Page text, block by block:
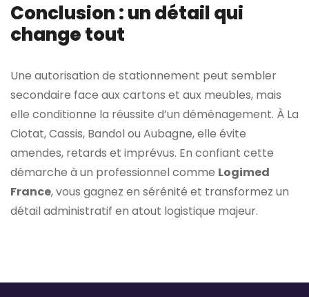
Conclusion : un détail qui
change tout
Une autorisation de stationnement peut sembler
secondaire face aux cartons et aux meubles, mais
elle conditionne la réussite d’un déménagement. À La
Ciotat, Cassis, Bandol ou Aubagne, elle évite
amendes, retards et imprévus. En confiant cette
démarche à un professionnel comme Logimed
France, vous gagnez en sérénité et transformez un
détail administratif en atout logistique majeur.